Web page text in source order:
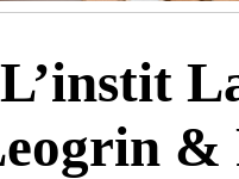
&